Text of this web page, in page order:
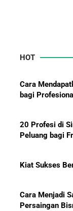
Jurus-Jurus
Ekonomi dan
Mengapa
HOT
Cara
bagi
20 Profesi di
Peluang bagi
Kiat Sukses
Cara Menjadi
Persaingan